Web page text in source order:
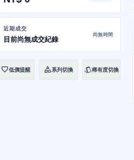
近期成交
目前尚無成交紀錄
尚無時間
favorite低價提醒 category系列切換 style稀有度切換